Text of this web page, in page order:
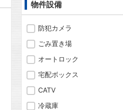
物件設備
防犯カメラ
ごみ置き場
オートロック
宅配ボックス
CATV
冷蔵庫